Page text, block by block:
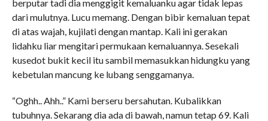
berputar tadi dia menggigit kemaluanku agar tidak lepas
dari mulutnya. Lucu memang. Dengan bibir kemaluan tepat
di atas wajah, kujilati dengan mantap. Kali ini gerakan
lidahku liar mengitari permukaan kemaluannya. Sesekali
kusedot bukit kecil itu sambil memasukkan hidungku yang
kebetulan mancung ke lubang senggamanya.
“Oghh.. Ahh..” Kami berseru bersahutan. Kubalikkan
tubuhnya. Sekarang dia ada di bawah, namun tetap 69. Kali